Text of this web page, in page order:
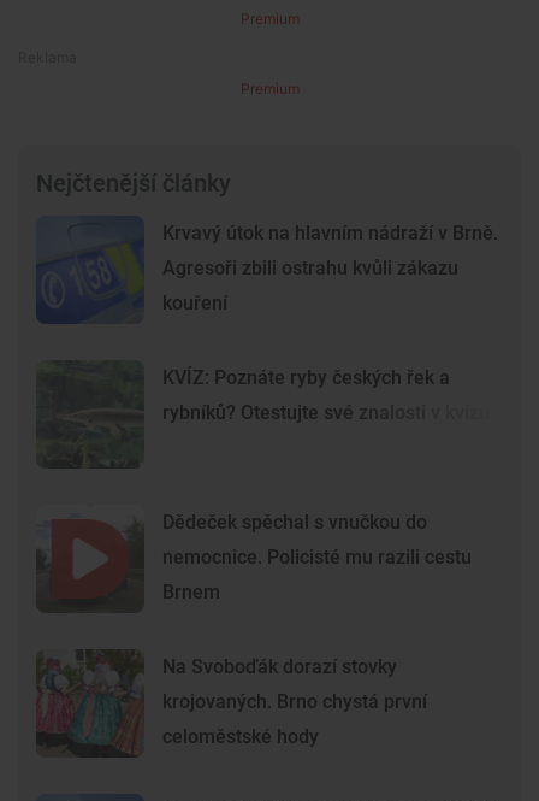
Premium
Premium
Nejčtenější články
Krvavý útok na hlavním nádraží v Brně.
Agresoři zbili ostrahu kvůli zákazu
kouření
KVÍZ: Poznáte ryby českých řek a
rybníků? Otestujte své znalosti v kvízu
Dědeček spěchal s vnučkou do
nemocnice. Policisté mu razili cestu
Brnem
Na Svoboďák dorazí stovky
krojovaných. Brno chystá první
celoměstské hody